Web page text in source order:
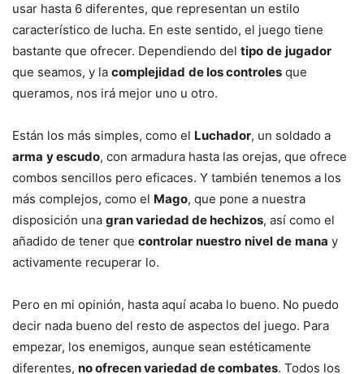
usar hasta 6 diferentes, que representan un estilo
característico de lucha. En este sentido, el juego tiene
bastante que ofrecer. Dependiendo del tipo de jugador
que seamos, y la complejidad de los controles que
queramos, nos irá mejor uno u otro.
Están los más simples, como el Luchador, un soldado a
arma y escudo, con armadura hasta las orejas, que ofrece
combos sencillos pero eficaces. Y también tenemos a los
más complejos, como el Mago, que pone a nuestra
disposición una gran variedad de hechizos, así como el
añadido de tener que controlar nuestro nivel de mana y
activamente recuperar lo.
Pero en mi opinión, hasta aquí acaba lo bueno. No puedo
decir nada bueno del resto de aspectos del juego. Para
empezar, los enemigos, aunque sean estéticamente
diferentes, no ofrecen variedad de combates. Todos los